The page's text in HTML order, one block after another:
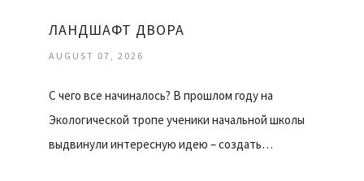
ЛАНДШАФТ ДВОРА
AUGUST 07, 2026
С чего все начиналось? В прошлом году на
Экологической тропе ученики начальной школы
выдвинули интересную идею – создать…